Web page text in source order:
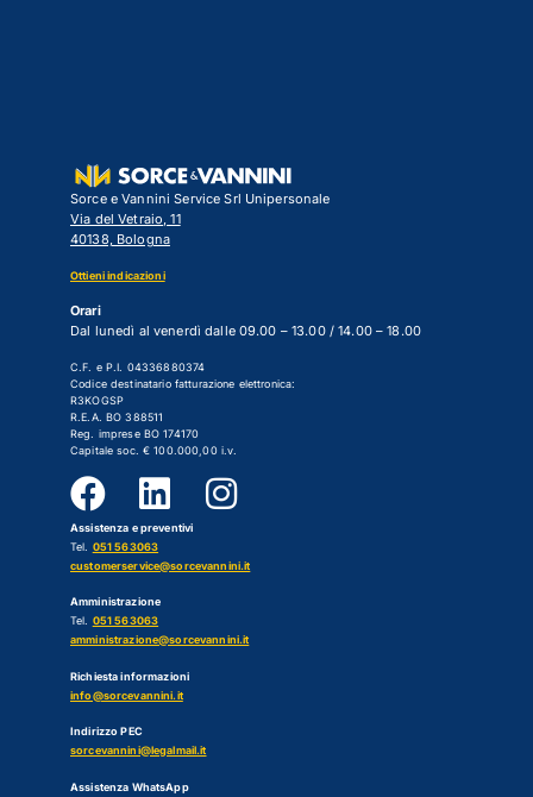
Sorce e Vannini Service Srl Unipersonale
Via del Vetraio, 11
40138, Bologna
Ottieni indicazioni
Orari
Dal lunedì al venerdì dalle 09.00 – 13.00 / 14.00 – 18.00
C.F. e P.I. 04336880374
Codice destinatario fatturazione elettronica:
R3KOGSP
R.E.A. BO 388511
Reg. imprese BO 174170
Capitale soc. € 100.000,00 i.v.
Assistenza e preventivi
Tel. 051 563063
customerservice@sorcevannini.it
Amministrazione
Tel. 051 563063
amministrazione@sorcevannini.it
Richiesta informazioni
info@sorcevannini.it
Indirizzo PEC
sorcevannini@legalmail.it
Assistenza WhatsApp